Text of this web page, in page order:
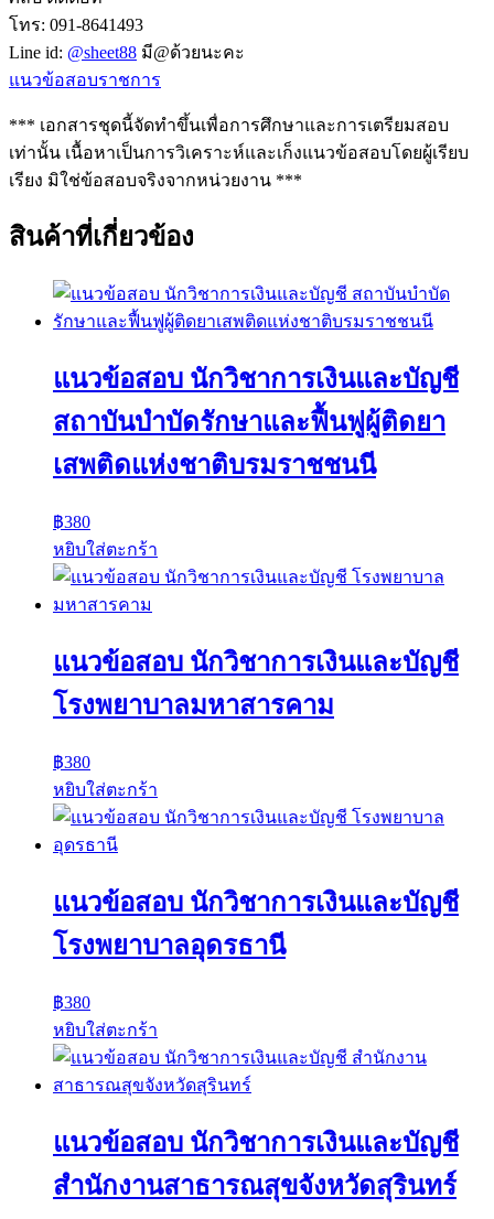
โทร: 091-8641493
Line id: @sheet88 มี@ด้วยนะคะ
แนวข้อสอบราชการ
*** เอกสารชุดนี้จัดทำขึ้นเพื่อการศึกษาและการเตรียมสอบ
เท่านั้น เนื้อหาเป็นการวิเคราะห์และเก็งแนวข้อสอบโดยผู้เรียบ
เรียง มิใช่ข้อสอบจริงจากหน่วยงาน ***
สินค้าที่เกี่ยวข้อง
แนวข้อสอบ นักวิชาการเงินและบัญชี
สถาบันบำบัดรักษาและฟื้นฟูผู้ติดยา
เสพติดแห่งชาติบรมราชชนนี
฿380
หยิบใส่ตะกร้า
แนวข้อสอบ นักวิชาการเงินและบัญชี
โรงพยาบาลมหาสารคาม
฿380
หยิบใส่ตะกร้า
แนวข้อสอบ นักวิชาการเงินและบัญชี
โรงพยาบาลอุดรธานี
฿380
หยิบใส่ตะกร้า
แนวข้อสอบ นักวิชาการเงินและบัญชี
สำนักงานสาธารณสุขจังหวัดสุรินทร์